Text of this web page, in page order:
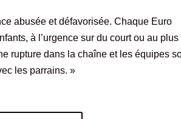
abusée et défavorisée. Chaque Euro
à l’urgence sur du court ou au plus
rupture dans la chaîne et les équipes
les parrains. »